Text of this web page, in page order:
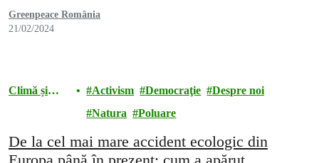
Greenpeace România
21/02/2024
Climă și
Activism Democraţie
Despre noi
Natura
Poluare
De la cel mai mare accident ecologic din